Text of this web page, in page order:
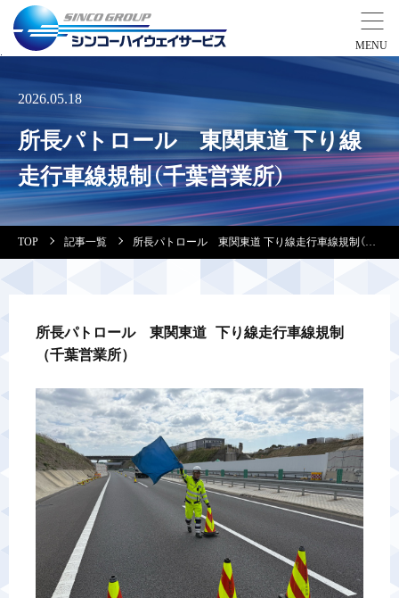
営業拠点
会社案内・実績紹介
警備業標識
反社会的勢力排除宣言
カスタマーハラスメントに対する基本方針
プライバシーポリシー
2026.05.18
所長パトロール 東関東道 下り線
走行車線規制（千葉営業所）
TOP 記事一覧 所長パトロール 東関東道 下り線走行車線規制（千葉営業所）
所長パトロール　東関東道 下り線走行車線規制
（千葉営業所）